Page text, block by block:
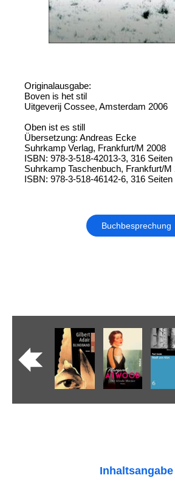
Originalausgabe:
Boven is het stil
Uitgeverij Cossee, Amsterdam 2006
Oben ist es still
Übersetzung: Andreas Ecke
Suhrkamp Verlag, Frankfurt/M 2008
ISBN: 978-3-518-42013-3, 316 Seiten
Suhrkamp Taschenbuch, Frankfurt/M
ISBN: 978-3-518-46142-6, 316 Seiten
Buchbesprechung
Inhaltsangabe